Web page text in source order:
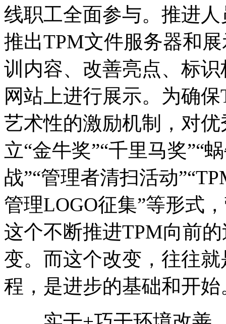
线职工全面参与。推进
推出TPM文件服务器和
训内容、改善亮点、标
网站上进行展示。为确
艺术性的激励机制，对
立“金牛奖”“千里马奖”“
战”“管理者清扫活动
管理LOGO征集”等形式
这个不断推进TPM向前
变。而这个改变，往往
程，是进步的基础和开始